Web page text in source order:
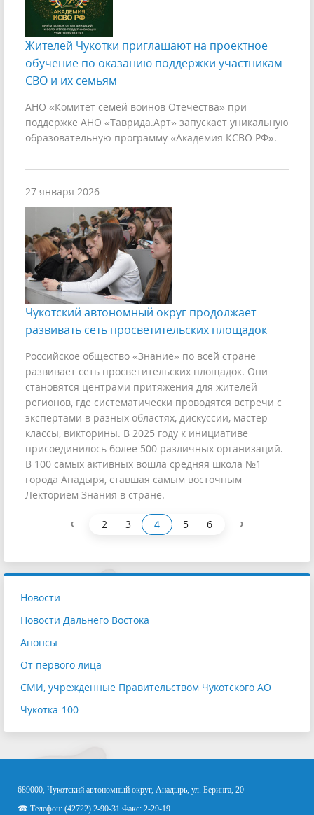
Жителей Чукотки приглашают на проектное
обучение по оказанию поддержки участникам
СВО и их семьям
АНО «Комитет семей воинов Отечества» при
поддержке АНО «Таврида.Арт» запускает уникальную
образовательную программу «Академия КСВО РФ».
27 января 2026
Чукотский автономный округ продолжает
развивать сеть просветительских площадок
Российское общество «Знание» по всей стране
развивает сеть просветительских площадок. Они
становятся центрами притяжения для жителей
регионов, где систематически проводятся встречи с
экспертами в разных областях, дискуссии, мастер-
классы, викторины. В 2025 году к инициативе
присоединилось более 500 различных организаций.
В 100 самых активных вошла средняя школа №1
города Анадыря, ставшая самым восточным
Лекторием Знания в стране.
‹ 2 3 4 5 6 ›
Новости
Новости Дальнего Востока
Анонсы
От первого лица
СМИ, учрежденные Правительством Чукотского АО
Чукотка-100
689000, Чукотский автономный округ, Анадырь, ул. Беринга, 20
☎ Телефон: (42722) 2-90-31 Факс: 2-29-19